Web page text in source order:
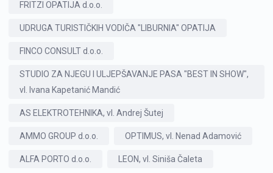
FRITZI OPATIJA d.o.o.
UDRUGA TURISTIČKIH VODIČA "LIBURNIA" OPATIJA
FINCO CONSULT d.o.o.
STUDIO ZA NJEGU I ULJEPŠAVANJE PASA "BEST IN SHOW",
vl. Ivana Kapetanić Mandić
AS ELEKTROTEHNIKA, vl. Andrej Šutej
AMMO GROUP d.o.o. OPTIMUS, vl. Nenad Adamović
ALFA PORTO d.o.o. LEON, vl. Siniša Čaleta